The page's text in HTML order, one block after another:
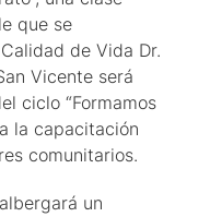
que se
de Vida Dr.
Vicente será
ciclo “Formamos
la capacitación
comunitarios.
un